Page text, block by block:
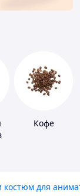
Кофе
костюм для